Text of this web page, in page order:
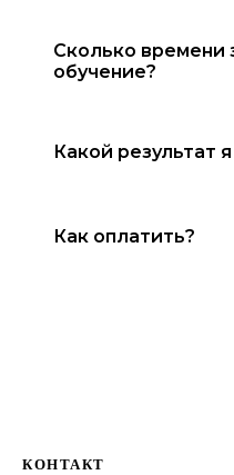
платформе. Бизнес-игра
сможешь» также
Сколько времени
обучение?
занимает 2–3 часа,
Какой результат
применять в работе:
Как оплатить?
КОНТАКТ